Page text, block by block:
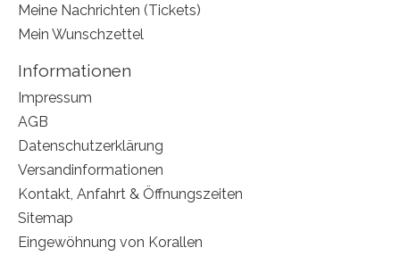
Meine Nachrichten (Tickets)
Mein Wunschzettel
Informationen
Impressum
AGB
Datenschutzerklärung
Versandinformationen
Kontakt, Anfahrt & Öffnungszeiten
Sitemap
Eingewöhnung von Korallen